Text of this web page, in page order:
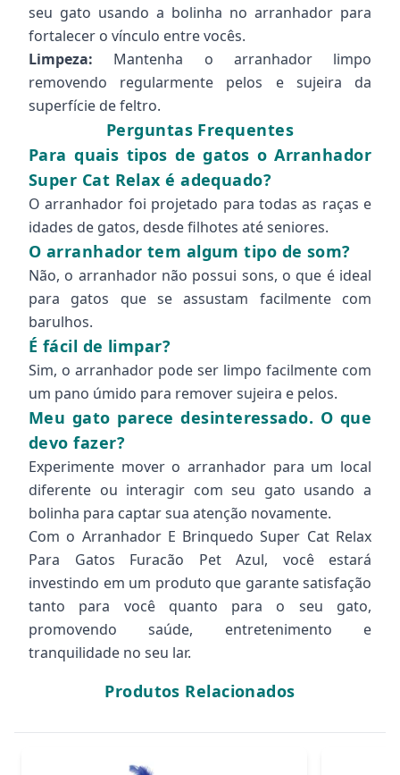
seu gato usando a bolinha no arranhador para
fortalecer o vínculo entre vocês.
Limpeza: Mantenha o arranhador limpo
removendo regularmente pelos e sujeira da
superfície de feltro.
Perguntas Frequentes
Para quais tipos de gatos o Arranhador
Super Cat Relax é adequado?
O arranhador foi projetado para todas as raças e
idades de gatos, desde filhotes até seniores.
O arranhador tem algum tipo de som?
Não, o arranhador não possui sons, o que é ideal
para gatos que se assustam facilmente com
barulhos.
É fácil de limpar?
Sim, o arranhador pode ser limpo facilmente com
um pano úmido para remover sujeira e pelos.
Meu gato parece desinteressado. O que
devo fazer?
Experimente mover o arranhador para um local
diferente ou interagir com seu gato usando a
bolinha para captar sua atenção novamente.
Com o Arranhador E Brinquedo Super Cat Relax
Para Gatos Furacão Pet Azul, você estará
investindo em um produto que garante satisfação
tanto para você quanto para o seu gato,
promovendo saúde, entretenimento e
tranquilidade no seu lar.
Produtos Relacionados